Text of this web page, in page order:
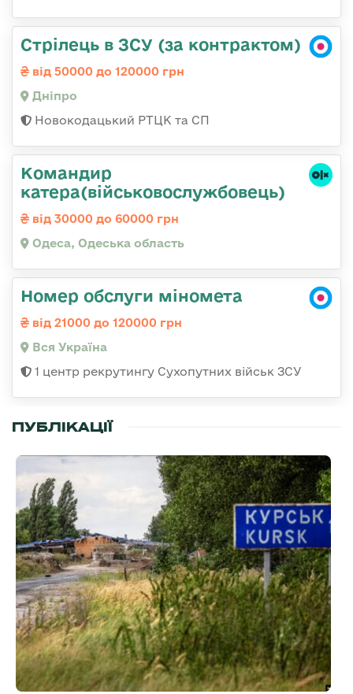
Стрілець в ЗСУ (за контрактом)
від 50000 до 120000 грн
Дніпро
Новокодацький РТЦК та СП
Командир
катера(військовослужбовець)
від 30000 до 60000 грн
Одеса, Одеська область
Номер обслуги міномета
від 21000 до 120000 грн
Вся Україна
1 центр рекрутингу Сухопутних військ ЗСУ
ПУБЛІКАЦІЇ